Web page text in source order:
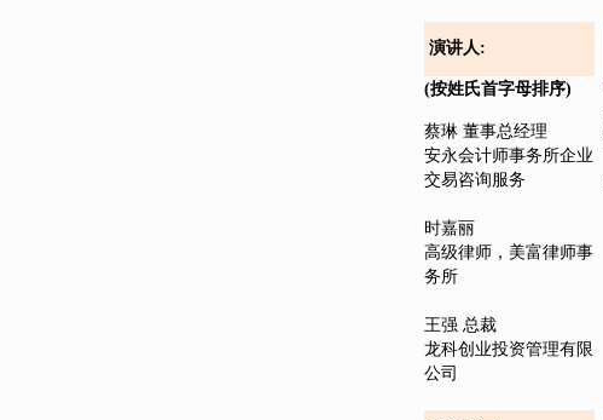
演讲人:
(按姓氏首字母排序)
蔡琳 董事总经理
安永会计师事务所企业
交易咨询服务
时嘉丽
高级律师，美富律师事
务所
王强 总裁
龙科创业投资管理有限
公司